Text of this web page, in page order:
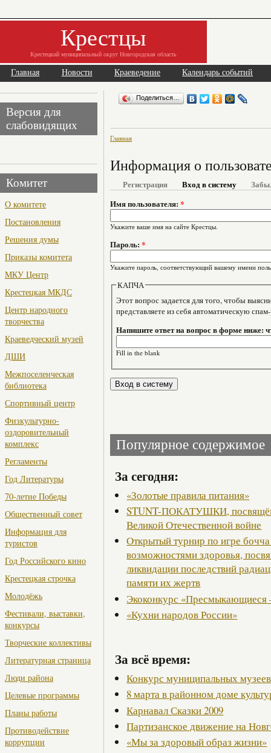
Крестцы
Крестецкий муниципальный округ Новгородская область
Главная Новости Краеведение Календарь событий
Версия для
слабовидящих
Комитет
О комитете
Постановления
Решения думы
Приказы комитета
МКУ Центр
Крестецкая МКДС
Центр народного
творчества
Краеведческий музей
ДШИ
Межпоселенческая
библиотека
Спортивный центр
Физкультурно-
оздоровительный
комплекс
Регламенты
Год Литературы
70-летие Победы
Общественный совет
Информация для
туристов
Год Российского кино
Крестецкая строчка
Молодёжь
Фестивали, выставки,
конкурсы
Творческие коллективы
Литературная страница
Люди района
Целевые программы
Планы работы
Противодействие
коррупции
Поделиться…
Главная
Информация о
Регистрация Вход в систему
Имя пользователя: *
Укажите ваше имя на сайте Крестцы.
Пароль: *
Укажите пароль, соответствующий вашему имени
КАПЧА
Этот вопрос задается для того, чтобы выяснить,
представляете из себя автоматическую
Напишите ответ на вопрос в форме ниже:
Fill in the blank
Популярное содержимое
За сегодня:
«Золотые правила питания»
STUNT-ПОКАТУШКИ,
Великой Отечественной войне
Открытый турнир по игре
возможностями здоровья,
ликвидации последствий
памяти их жертв
Экоконкурс «Пресмыкающиеся
«Кухни народов России»
За всё время:
Конкурс муниципальных музеев
8 марта в районном доме
Карнавал Сказки 2009
Партизанское движение на
«Мы за здоровый образ жизни»